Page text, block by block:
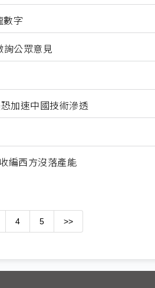
字
公眾意見
加速中國技術滲透
編西方沒落產能
4 5 >>